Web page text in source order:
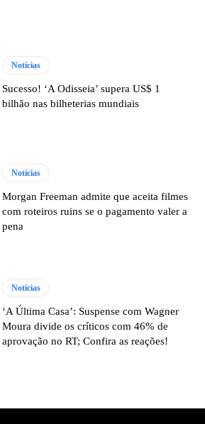
Notícias
Sucesso! ‘A Odisseia’ supera US$ 1
bilhão nas bilheterias mundiais
Notícias
Morgan Freeman admite que aceita filmes
com roteiros ruins se o pagamento valer a
pena
Notícias
‘A Última Casa’: Suspense com Wagner
Moura divide os críticos com 46% de
aprovação no RT; Confira as reações!